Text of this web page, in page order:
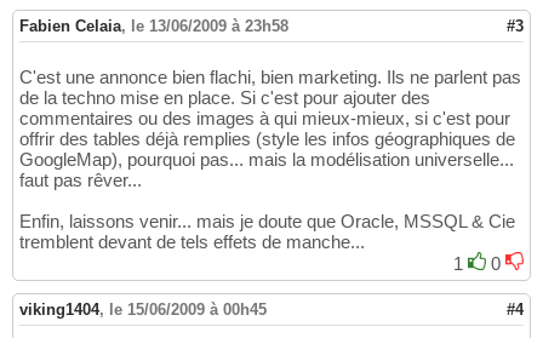
Fabien Celaia, le 13/06/2009 à 23h58 #3
C'est une annonce bien flachi, bien marketing. Ils ne parlent pas
de la techno mise en place. Si c'est pour ajouter des
commentaires ou des images à qui mieux-mieux, si c'est pour
offrir des tables déjà remplies (style les infos géographiques de
GoogleMap), pourquoi pas... mais la modélisation universelle...
faut pas rêver...
Enfin, laissons venir... mais je doute que Oracle, MSSQL & Cie
tremblent devant de tels effets de manche...
1
0
viking1404, le 15/06/2009 à 00h45 #4